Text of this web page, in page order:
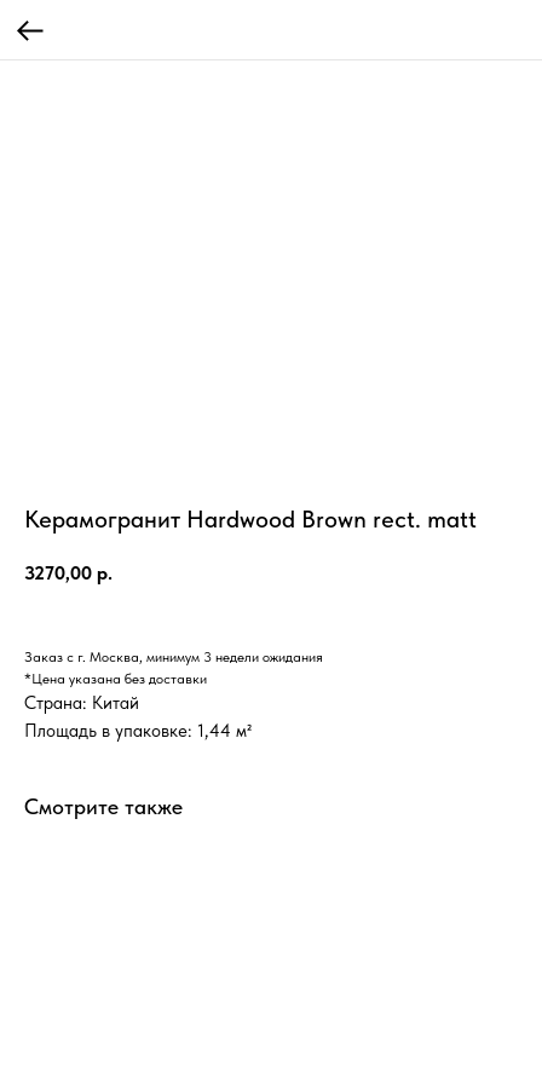
Керамогранит Hardwood Brown rect. matt
3270,00 р.
Заказ с г. Москва, минимум 3 недели ожидания
*Цена указана без доставки
Страна: Китай
Площадь в упаковке: 1,44 м²
Смотрите также